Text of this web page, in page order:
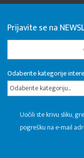
Prijavite se na
Odaberite kategorije
Odaberite kategoriju...
Uočili ste krivu sliku,
pogrešku na e-mail